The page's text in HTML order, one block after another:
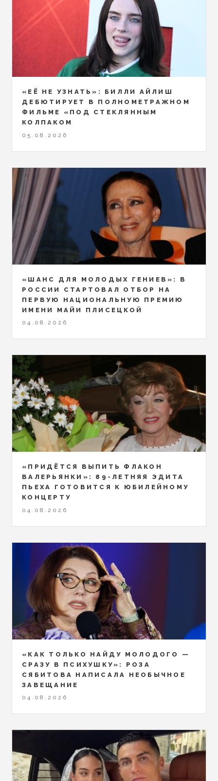
«ЕЁ НЕ УЗНАТЬ»: БИЛЛИ АЙЛИШ
ДЕБЮТИРУЕТ В ПОЛНОМЕТРАЖНОМ
ФИЛЬМЕ «ПОД СТЕКЛЯННЫМ
КОЛПАКОМ
05.08.2026
«ШАНС ДЛЯ МОЛОДЫХ ГЕНИЕВ»: В
РОССИИ СТАРТОВАЛ ОТБОР НА
ПЕРВУЮ НАЦИОНАЛЬНУЮ ПРЕМИЮ
ИМЕНИ МАЙИ ПЛИСЕЦКОЙ
04.08.2026
«ПРИДЁТСЯ ВЫПИТЬ ФЛАКОН
ВАЛЕРЬЯНКИ»: 89-ЛЕТНЯЯ ЭДИТА
ПЬЕХА ГОТОВИТСЯ К ЮБИЛЕЙНОМУ
КОНЦЕРТУ
04.08.2026
«КАК ТОЛЬКО НАЙДУ МОЛОДОГО —
СРАЗУ В ПСИХУШКУ»: РОЗА
СЯБИТОВА НАПИСАЛА НЕОБЫЧНОЕ
ЗАВЕЩАНИЕ
04.08.2026